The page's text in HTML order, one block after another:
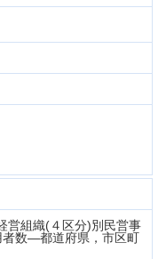
営組織(４区分)別民営事
者数―都道府県，市区町